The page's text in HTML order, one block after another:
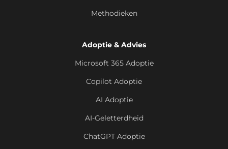
Methodieken
Adoptie & Advies
Microsoft 365 Adoptie
Copilot Adoptie
AI Adoptie
AI-Geletterdheid
ChatGPT Adoptie